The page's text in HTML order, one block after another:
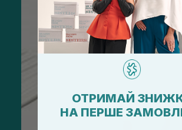
ОТРИМАЙ
НА ПЕРШЕ